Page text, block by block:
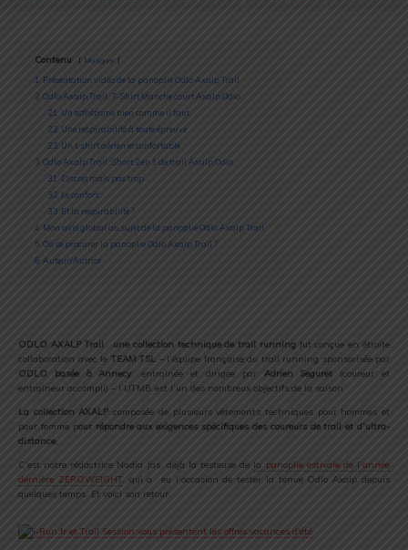
Contenu Masquer
1
Présentation vidéo de la panoplie Odlo Axalp Trail
2 Odlo Axalp Trail : T-Shirt Manche court Axalp Odlo
2.1
Un esthétisme bien comme il faut
2.2 Une respirabilité à toute épreuve
2.3 Un t-shirt aérien et confortable
3 Odlo Axalp Trail : Short 2 en 1 de trail Axalp Odlo
3.1
Discret mais pas trop
3.2 Le confort
3.3 Et la respirabilité ?
4 Mon avis global au sujet de la panoplie Odlo Axalp Trail
5 Où se procurer la panoplie Odlo Axalp Trail ?
6 Auteur/Autrice
ODLO AXALP Trail une collection technique de trail runningfut conçue en étroite
collaboration avec le TEAM TSL – l’équipe française du trail running sponsorisée par
ODLO basée à Annecy, entraînée et dirigée par Adrien Seguret (coureur et
entraîneur accompli) – l’UTMB est l’un des nombreux objectifs de la saison
La collection AXALP composée de plusieurs vêtements techniques pour hommes et
pour femme pour répondre aux exigences spécifiques des coureurs de trail et d’ultra-
distance.
C’est notre rédactrice Nadia Jas, déjà la testeuse de la panoplie estivale de l’année
dernière ZEROWEIGHT, qui a eu l’occasion de tester la tenue Odlo Axalp depuis
quelques temps. Et voici son retour.